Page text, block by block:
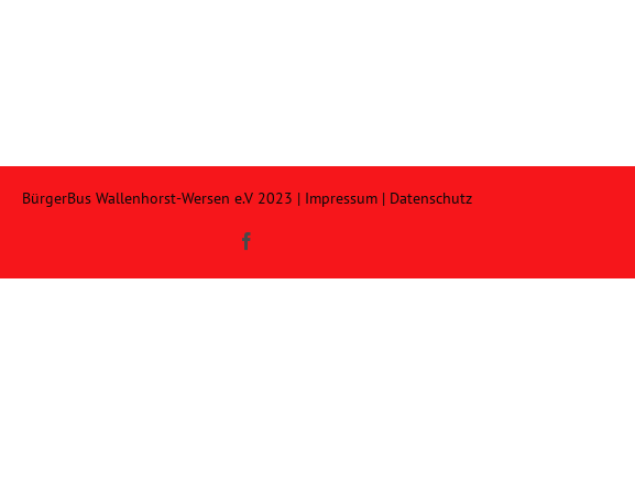
BürgerBus Wallenhorst-Wersen e.V 2023 | Impressum| Datenschutz